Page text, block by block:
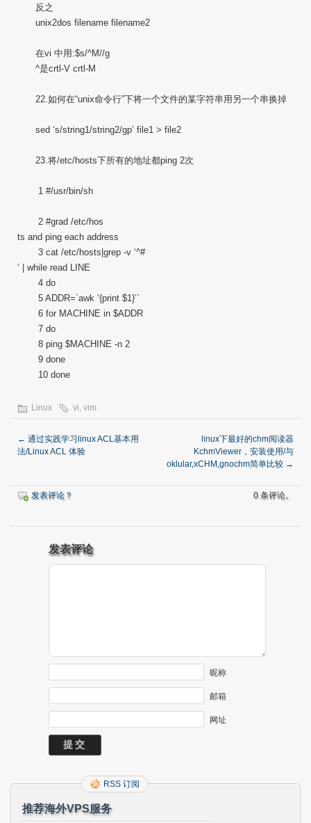
反之
unix2dos filename filename2
在vi 中用:$s/^M//g
^是crtl-V crtl-M
22.如何在“unix命令行”下将一个文件的某字符串用另一个串换掉
sed ‘s/string1/string2/gp’ file1 > file2
23.将/etc/hosts下所有的地址都ping 2次
1 #/usr/bin/sh
2 #grad /etc/hos
ts and ping each address
3 cat /etc/hosts|grep -v ‘^#
‘ | while read LINE
4 do
5 ADDR=`awk ‘{print $1}’`
6 for MACHINE in $ADDR
7 do
8 ping $MACHINE -n 2
9 done
10 done
Linux vi, vim
← 通过实践学习linux ACL基本用
法/Linux ACL 体验
linux下最好的chm阅读器
KchmViewer，安装使用/与
oklular,xCHM,gnochm简单比较 →
发表评论？ 0 条评论。
发表评论
昵称
邮箱
网址
RSS 订阅
推荐海外VPS服务